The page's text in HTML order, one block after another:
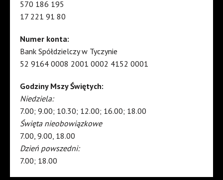
570 186 195
17 221 91 80
Numer konta:
Bank Spółdzielczy w Tyczynie
52 9164 0008 2001 0002 4152 0001
Godziny Mszy Świętych:
Niedziela:
7.00; 9.00; 10.30; 12.00; 16.00; 18.00
Święta nieobowiązkowe
7.00, 9.00, 18.00
Dzień powszedni:
7.00; 18.00